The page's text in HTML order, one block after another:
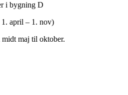
i bygning D
april – 1. nov)
maj til oktober.